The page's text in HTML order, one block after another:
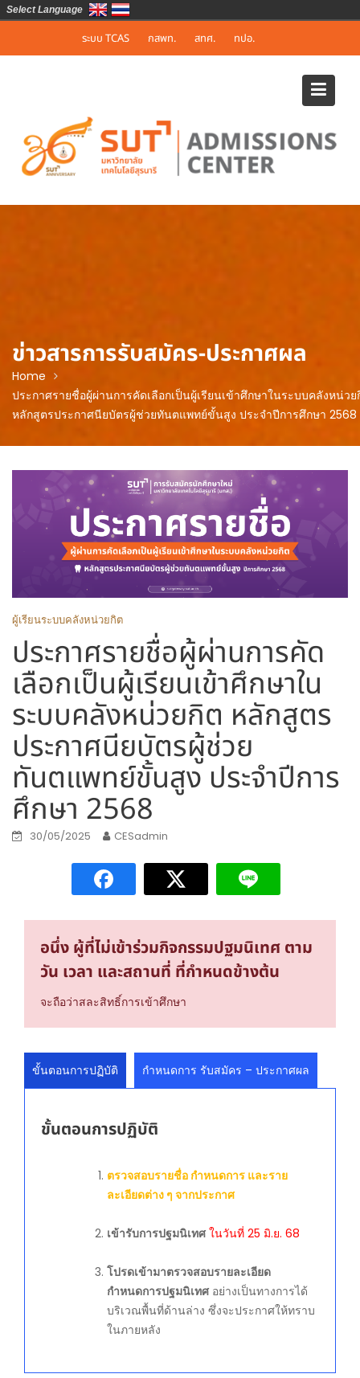
ระบบ TCAS กสพท. สทศ. ทปอ.
ข่าวสารการรับสมัคร-ประกาศผล
Home
ประกาศรายชื่อผู้ผ่านการคัดเลือกเป็นผู้เรียนเข้าศึกษาในระบบคลังหน่วย
หลักสูตรประกาศนียบัตรผู้ช่วยทันตแพทย์ขั้นสูง ประจำปีการศึกษา 2568
ผู้เรียนระบบคลังหน่วยกิต
ประกาศรายชื่อผู้ผ่านการคัด
เลือกเป็นผู้เรียนเข้าศึกษาใน
ระบบคลังหน่วยกิต หลักสูตร
ประกาศนียบัตรผู้ช่วย
ทันตแพทย์ขั้นสูง ประจำปีการ
ศึกษา 2568
30/05/2025 CESadmin
อนึ่ง ผู้ที่ไม่เข้าร่วมกิจกรรมปฐมนิเทศ ตาม
วัน เวลา และสถานที่ ที่กำหนดข้างต้น
จะถือว่าสละสิทธิ์การเข้าศึกษา
ขั้นตอนการปฏิบัติ กำหนดการ รับสมัคร – ประกาศผล
ขั้นตอนการปฏิบัติ
ตรวจสอบรายชื่อ กำหนดการ และราย
ละเอียดต่าง ๆ จากประกาศ
เข้ารับการปฐมนิเทศ ในวันที่ 25 มิ.ย. 68
โปรดเข้ามาตรวจสอบรายละเอียด
กำหนดการปฐมนิเทศอย่างเป็นทางการได้
บริเวณพื้นที่ด้านล่าง ซึ่งจะประกาศให้ทราบ
ในภายหลัง
Select Language